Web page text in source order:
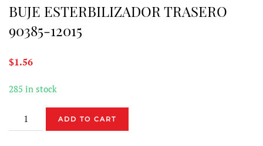
BUJE ESTERBILIZADOR TRASERO
90385-12015
$1.56
285 in stock
BUJE
ESTERBILIZADOR
ADD TO CART